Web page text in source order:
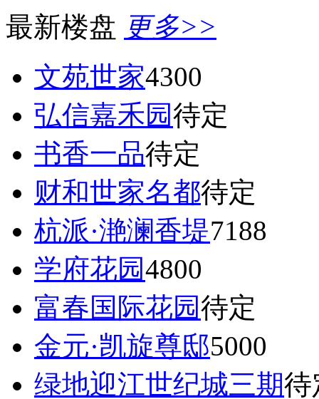
最新楼盘 更多>>
文苑世家4300
弘信嘉禾园待定
书香一品待定
财和世家名都待定
杭派·滟澜香堤7188
学府花园4800
富春国际花园待定
金元·凯旋尊邸5000
绿地迎江世纪城三期待